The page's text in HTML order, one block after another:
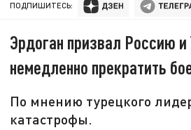
ПОДПИШИТЕСЬ:
Эрдоган призвал Россию и
немедленно прекратить
По мнению турецкого
катастрофы.